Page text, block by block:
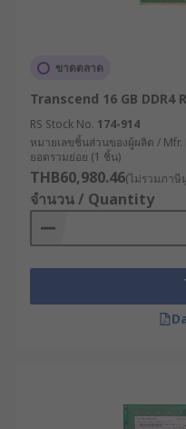
ขาดตลาด
Transcend 16 GB DDR4
RS Stock No. 174-914
หมายเลขชิ้นส่วนของผู้ผลิต / Mfr.
ยอดรวมย่อย (1 ชิ้น)
THB60,980.46(ไม่รวมภาษี
จำนวน / Quantity